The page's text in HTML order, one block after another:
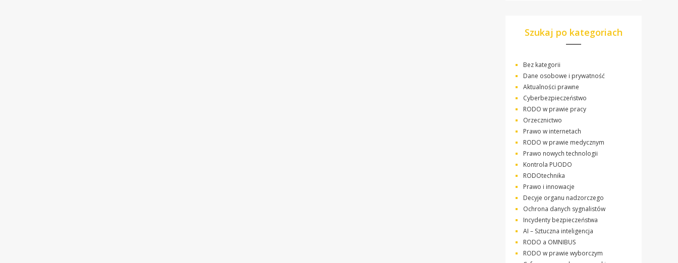
Szukaj po kategoriach
Bez kategorii
Dane osobowe i prywatność
Aktualności prawne
Cyberbezpieczeństwo
RODO w prawie pracy
Orzecznictwo
Prawo w internetach
RODO w prawie medycznym
Prawo nowych technologii
Kontrola PUODO
RODOtechnika
Prawo i innowacje
Decyje organu nadzorczego
Ochrona danych sygnalistów
Incydenty bezpieczeństwa
AI – Sztuczna inteligencja
RODO a OMNIBUS
RODO w prawie wyborczym